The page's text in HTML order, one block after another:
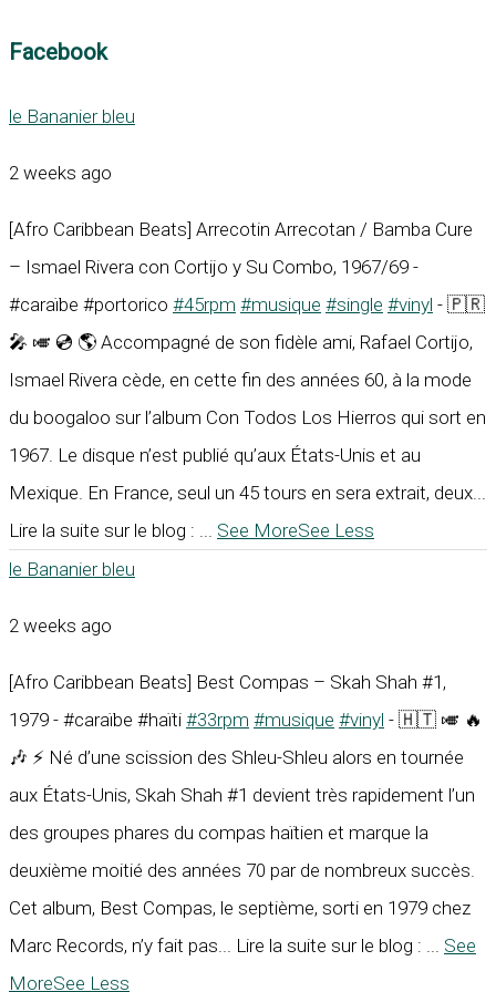
Facebook
le Bananier bleu
2 weeks ago
[Afro Caribbean Beats] Arrecotin Arrecotan / Bamba Cure
– Ismael Rivera con Cortijo y Su Combo, 1967/69 -
#caraïbe #portorico #45rpm #musique #single #vinyl - 🇵🇷
🎤 🎺 💿 🌎 Accompagné de son fidèle ami, Rafael Cortijo,
Ismael Rivera cède, en cette fin des années 60, à la mode
du boogaloo sur l’album Con Todos Los Hierros qui sort en
1967. Le disque n’est publié qu’aux États-Unis et au
Mexique. En France, seul un 45 tours en sera extrait, deux...
Lire la suite sur le blog : ... See MoreSee Less
le Bananier bleu
2 weeks ago
[Afro Caribbean Beats] Best Compas – Skah Shah #1,
1979 - #caraïbe #haïti #33rpm #musique #vinyl - 🇭🇹 🎺 🔥
🎶 ⚡ Né d’une scission des Shleu-Shleu alors en tournée
aux États-Unis, Skah Shah #1 devient très rapidement l’un
des groupes phares du compas haïtien et marque la
deuxième moitié des années 70 par de nombreux succès.
Cet album, Best Compas, le septième, sorti en 1979 chez
Marc Records, n’y fait pas... Lire la suite sur le blog : ... See
MoreSee Less